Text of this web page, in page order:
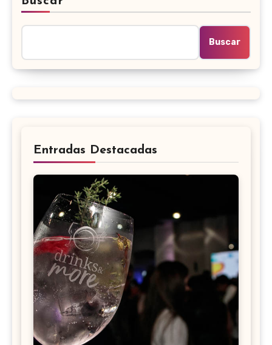
Buscar
Entradas Destacadas